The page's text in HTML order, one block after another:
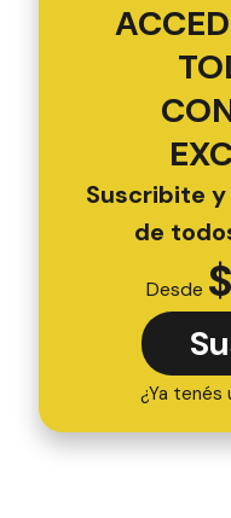
Suscribite
de
Desde $
¿Ya tenés